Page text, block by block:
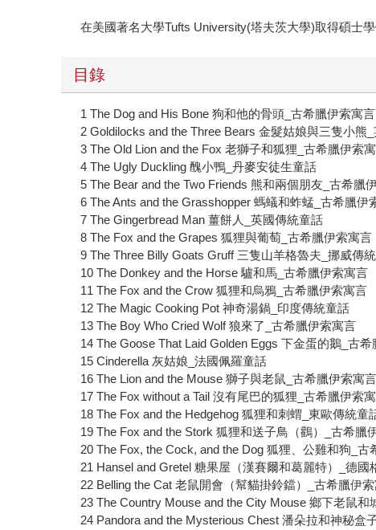
在美國著名大學Tufts University(塔夫茨大學)取得碩士
目錄
1 The Dog and His Bone 狗和他的骨頭_古希臘伊索寓言
2 Goldilocks and the Three Bears 金髮姑娘與三隻小熊
3 The Old Lion and the Fox 老獅子和狐狸_古希臘伊索
4 The Ugly Duckling 醜小鴨_丹麥安徒生童話
5 The Bear and the Two Friends 熊和兩個朋友_古希臘
6 The Ants and the Grasshopper 螞蟻和蚱蜢_古希臘伊
7 The Gingerbread Man 薑餅人_英國傳統童話
8 The Fox and the Grapes 狐狸與葡萄_古希臘伊索寓言
9 The Three Billy Goats Gruff 三隻山羊格魯夫_挪威傳
10 The Donkey and the Horse 驢和馬_古希臘伊索寓言
11 The Fox and the Crow 狐狸和烏鴉_古希臘伊索寓言
12 The Magic Cooking Pot 神奇湯鍋_印度傳統童話
13 The Boy Who Cried Wolf 狼來了_古希臘伊索寓言
14 The Goose That Laid Golden Eggs 下金蛋的鵝_古
15 Cinderella 灰姑娘_法國佩羅童話
16 The Lion and the Mouse 獅子與老鼠_古希臘伊索寓言
17 The Fox without a Tail 沒有尾巴的狐狸_古希臘伊索
18 The Fox and the Hedgehog 狐狸和刺蝟_東歐傳統童
19 The Fox and the Stork 狐狸和送子鳥（鸛）_古希臘
20 The Fox, the Cock, and the Dog 狐狸、公雞和狗_古
21 Hansel and Gretel 糖果屋（漢賽爾和葛麗特）_德國
22 Belling the Cat 老鼠開會（幫貓掛鈴鐺）_古希臘伊
23 The Country Mouse and the City Mouse 鄉下老鼠
24 Pandora and the Mysterious Chest 潘朵拉和神秘盒